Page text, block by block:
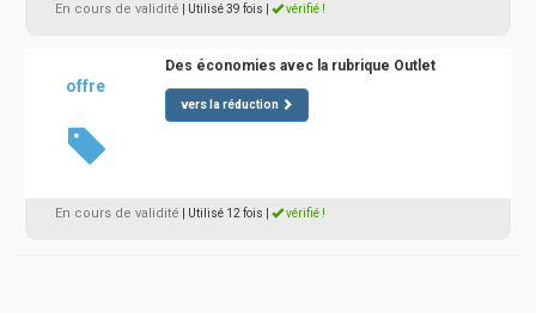
En cours de validité | Utilisé 39 fois vérifié !
offre
Des économies avec la rubrique Outlet
vers la réduction
En cours de validité | Utilisé 12 fois vérifié !